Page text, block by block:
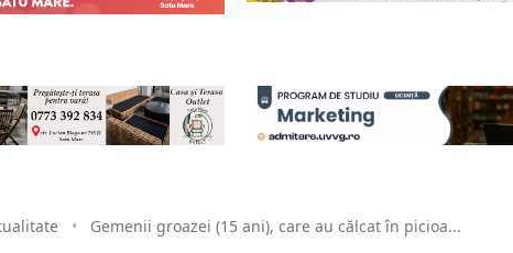
• Gemenii groazei (15 ani), care au călcat în picioa...